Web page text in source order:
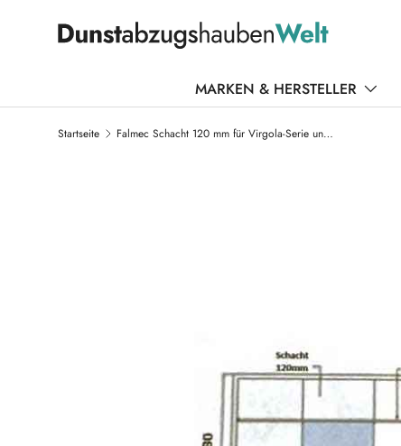
DIREKT ZUM INHALT
MARKEN & HERSTELLER
Startseite Falmec Schacht 120 mm für Virgola-Serie und Move